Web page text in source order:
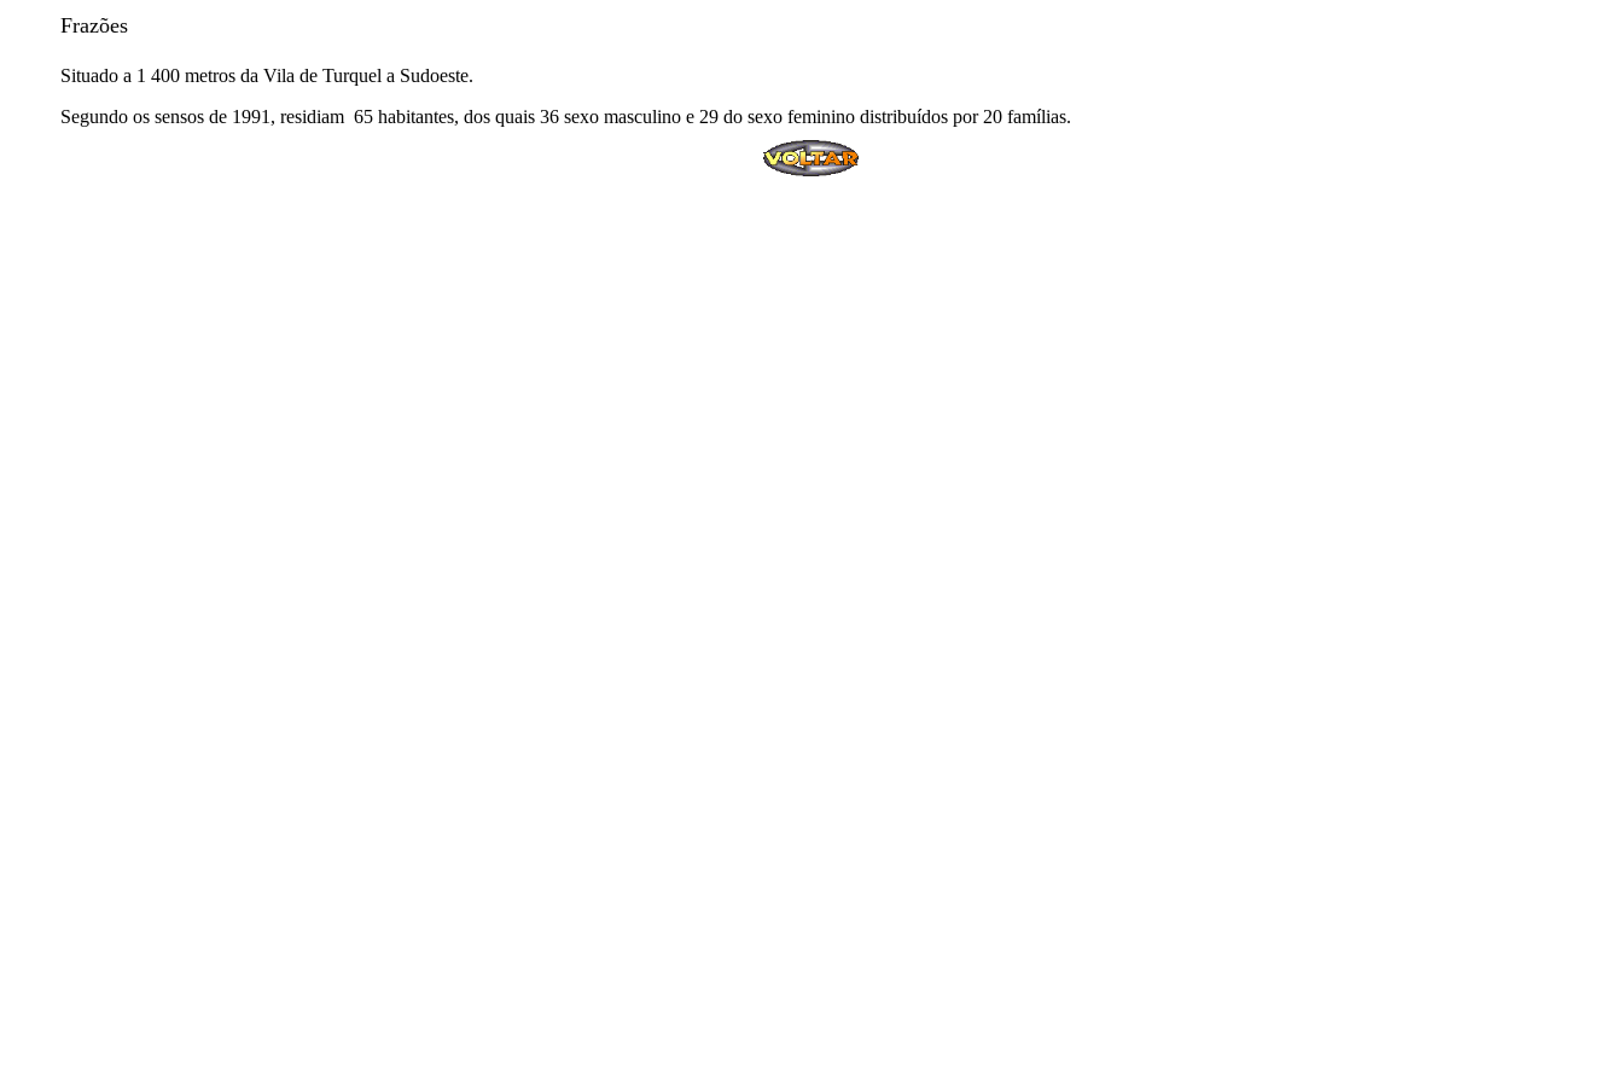
Frazões
Situado a 1 400 metros da Vila de Turquel a Sudoeste.
Segundo os sensos de 1991, residiam 65 habitantes, dos quais 36 sexo masculino e 29 do sexo feminino distribuídos por 20 famílias.